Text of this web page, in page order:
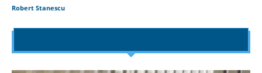
Robert Stanescu